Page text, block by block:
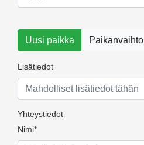
Uusi paikka Paikanvaihto
Lisätiedot
Yhteystiedot
Nimi*